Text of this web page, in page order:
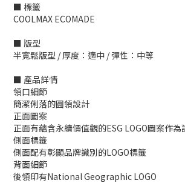
■ 標籤
COOLMAX ECOMADE
■ 版型
半寬鬆版型 / 厚度：適中 / 彈性：中等
■ 產品詳情
領口細節
簡潔俐落的圓領設計
正面圖案
正面有蘊含永續價值觀的ESG LOGO圖案作為
側面標籤
側面配有彰顯品牌識別的LOGO標籤
背面細節
後領印有National Geographic LOGO